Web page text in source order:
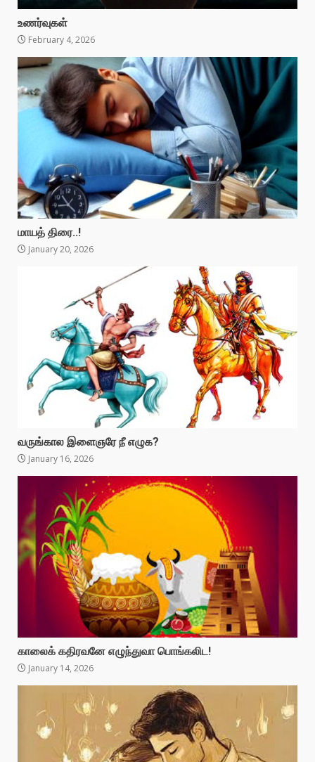
உணர்வுகள்
February 4, 2026
மாயத் திரை..!
January 20, 2026
வருங்கால இளைஞரே நீ எழுக?
January 16, 2026
காலைக் கதிரவனே எழுந்துவா பொங்கலிட!
January 14, 2026